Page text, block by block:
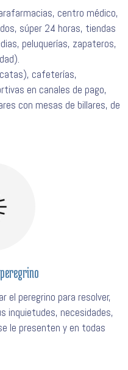
centro médico,
súper 24 horas, tiendas
peluquerías, zapateros,
cafeterías,
en canales de pago,
con mesas de billares, de
el peregrino para resolver,
inquietudes, necesidades,
le presenten y en todas